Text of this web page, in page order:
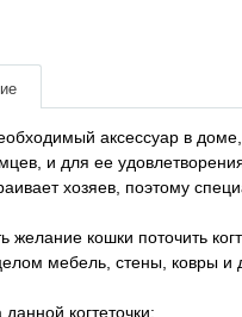
аксессуар в
и для ее
хозяев, поэтому
желание кошки поточить
мебель, стены, ковры и
когтеточки: